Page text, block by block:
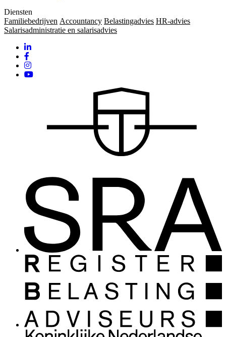
Diensten
Familiebedrijven Accountancy Belastingadvies HR-advies
Salarisadministratie en salarisadvies